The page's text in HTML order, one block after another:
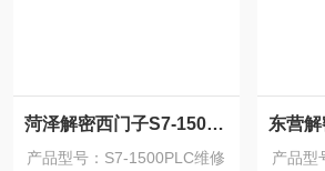
菏泽解密西门子S7-1500PLC程序上载密码破解
产品型号：S7-1500PLC维修
产品型